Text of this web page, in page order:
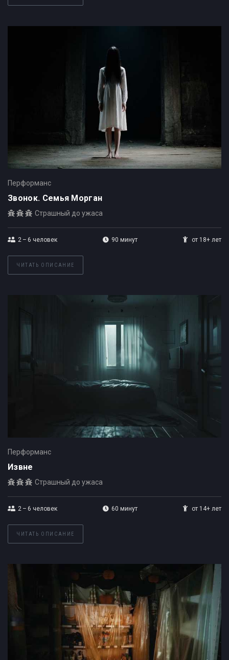
Перформанс
Звонок. Семья Морган
Страшный до ужаса
2 – 6 человек 90 минут от 18+ лет
ЧИТАТЬ ОПИСАНИЕ
Перформанс
Извне
Страшный до ужаса
2 – 6 человек 60 минут от 14+ лет
ЧИТАТЬ ОПИСАНИЕ